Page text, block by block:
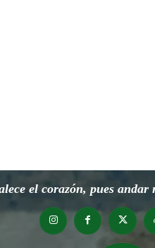
el corazón, pues